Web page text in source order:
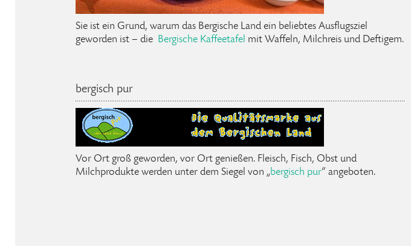
Sie ist ein Grund, warum das Bergische Land ein beliebtes Ausflugsziel
geworden ist – die Bergische Kaffeetafel mit Waffeln, Milchreis und Deftigem.
bergisch pur
Vor Ort groß geworden, vor Ort genießen. Fleisch, Fisch, Obst und
Milchprodukte werden unter dem Siegel von „bergisch pur“ angeboten.